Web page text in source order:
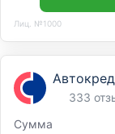
Лиц. №1000
333
Сумма